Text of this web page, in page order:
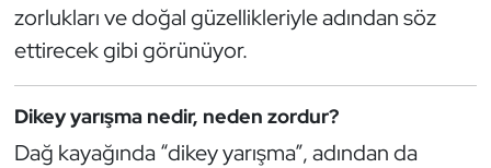
zorlukları ve doğal güzellikleriyle adından söz
ettirecek gibi görünüyor.
Dikey yarışma nedir, neden zordur?
Dağ kayağında “dikey yarışma”, adından da
Motor Sporları
Okçuluk